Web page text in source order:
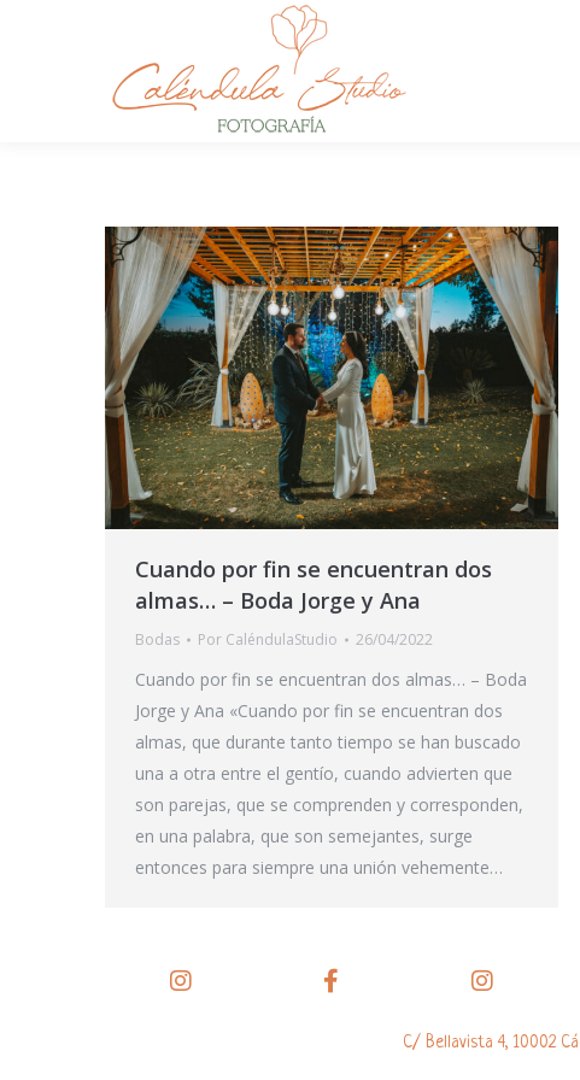
Cuando por fin se encuentran dos
almas… – Boda Jorge y Ana
Bodas Por CaléndulaStudio 26/04/2022
Cuando por fin se encuentran dos almas… – Boda
Jorge y Ana «Cuando por fin se encuentran dos
almas, que durante tanto tiempo se han buscado
una a otra entre el gentío, cuando advierten que
son parejas, que se comprenden y corresponden,
en una palabra, que son semejantes, surge
entonces para siempre una unión vehemente…
C/ Bellavista 4, 10002